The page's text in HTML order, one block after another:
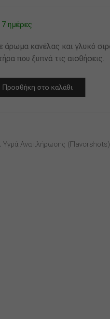
ημέρες
άρωμα κανέλας και γλυκό
που ξυπνά τις αισθήσεις.
Προσθήκη στο καλάθι
, Υγρά Αναπλήρωσης (flavorshots)